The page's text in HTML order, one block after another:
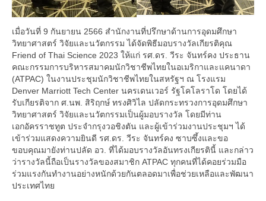
เมื่อวันที่ 9 กันยายน 2566 สำนักงานที่ปรึกษาด้านการอุดมศึกษา
วิทยาศาสตร์ วิจัยและนวัตกรรม ได้จัดพิธีมอบรางวัลเกียรติคุณ
Friend of Thai Science 2023 ให้แก่ รศ.ดร. วีระ จันทร์คง ประธาน
คณะกรรมการบริหารสมาคมนักวิชาชีพไทยในอเมริกาและแคนาดา
(ATPAC) ในงานประชุมนักวิชาชีพไทยในสหรัฐฯ ณ โรงแรม
Denver Marriott Tech Center นครเดนเวอร์ รัฐโคโลราโด โดยได้
รับเกียรติจาก ศ.นพ. สิริฤกษ์ ทรงศิวิไล ปลัดกระทรวงการอุดมศึกษา
วิทยาศาสตร์ วิจัยและนวัตกรรมเป็นผู้มอบรางวัล โดยมีท่าน
เอกอัครราชทูต ประจำกรุงวอชิงตัน และผู้เข้าร่วมงานประชุมฯ ได้
เข้าร่วมแสดงความยินดี รศ.ดร. วีระ จันทร์คง ซาบซึ้งและขอ
ขอบคุณมายังท่านปลัด อว. ที่ได้มอบรางวัลอันทรงเกียรตินี้ และกล่าว
ว่ารางวัลนี้ถือเป็นรางวัลของสมาชิก ATPAC ทุกคนที่ได้คอยร่วมมือ
ร่วมแรงกันทำงานอย่างหนักด้วยกันตลอดมาเพื่อช่วยเหลือและพัฒนา
ประเทศไทย